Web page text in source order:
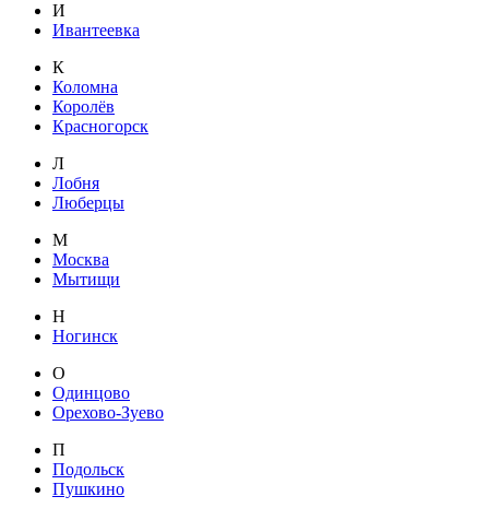
И
Ивантеевка
К
Коломна
Королёв
Красногорск
Л
Лобня
Люберцы
М
Москва
Мытищи
Н
Ногинск
О
Одинцово
Орехово-Зуево
П
Подольск
Пушкино